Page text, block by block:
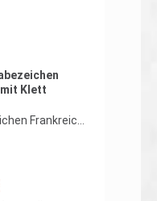
Klett
Frankreich
Rückseite
Preis: